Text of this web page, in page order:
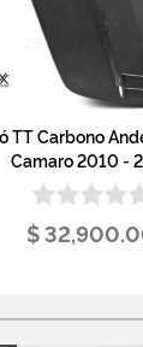
TT Carbono
Camaro 2010 -
$